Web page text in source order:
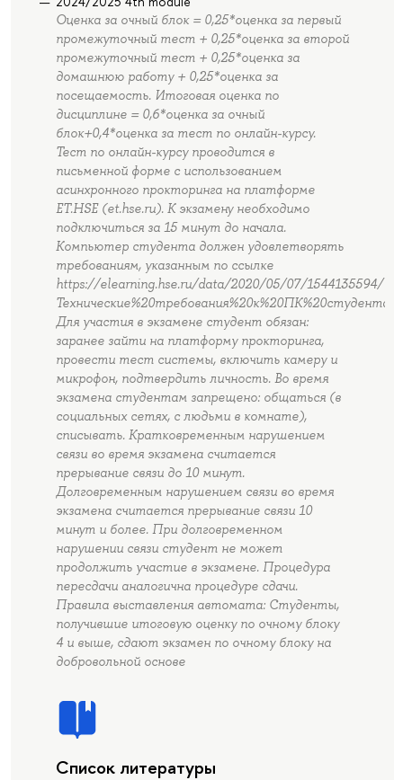
Оценка за очный блок = 0,25*оценка за первый
промежуточный тест + 0,25*оценка за второй
промежуточный тест + 0,25*оценка за
домашнюю работу + 0,25*оценка за
посещаемость. Итоговая оценка по
дисциплине = 0,6*оценка за очный
блок+0,4*оценка за тест по онлайн-курсу.
Тест по онлайн-курсу проводится в
письменной форме с использованием
асинхронного прокторинга на платформе
ET.HSE (et.hse.ru). К экзамену необходимо
подключиться за 15 минут до начала.
Компьютер студента должен удовлетворять
требованиям, указанным по ссылке
https://elearning.hse.ru/data/2020/05/07/1544135594/
Для участия в экзамене студент обязан:
заранее зайти на платформу прокторинга,
провести тест системы, включить камеру и
микрофон, подтвердить личность. Во время
экзамена студентам запрещено: общаться (в
социальных сетях, с людьми в комнате),
списывать. Кратковременным нарушением
связи во время экзамена считается
прерывание связи до 10 минут.
Долговременным нарушением связи во время
экзамена считается прерывание связи 10
минут и более. При долговременном
нарушении связи студент не может
продолжить участие в экзамене. Процедура
пересдачи аналогична процедуре сдачи.
Правила выставления автомата: Студенты,
получившие итоговую оценку по очному блоку
4 и выше, сдают экзамен по очному блоку на
добровольной основе
Список литературы